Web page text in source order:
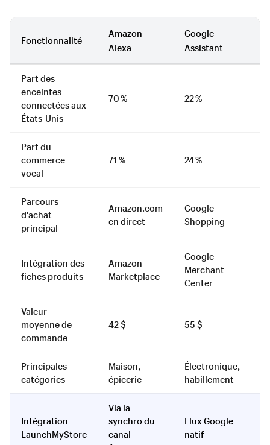
Fonctionnalité
Amazon
Alexa
Google
Assistant
Part des
enceintes
connectées aux
États-Unis
70 % 22 %
Part du
commerce
vocal
71 % 24 %
Parcours
d'achat
principal
Amazon.com
en direct
Google
Shopping
Intégration des
fiches produits
Amazon
Marketplace
Google
Merchant
Center
Valeur
moyenne de
commande
42 $ 55 $
Principales
catégories
Maison,
épicerie
Électronique,
habillement
Intégration
LaunchMyStore
Via la
synchro du
canal
Flux Google
natif